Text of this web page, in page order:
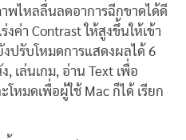
าพไหลลื่นลดอาการฉีกขาดได้ดี
งค่า Contrast ให้สูงขึ้นให้เข้า
ปรับโหมดการแสดงผลได้ 6
, เล่นเกม, อ่าน Text เพื่อ
โหมดเพื่อผู้ใช้ Mac ก็ได้ เรียก